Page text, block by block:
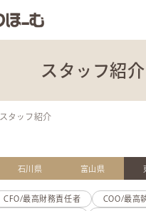
スタッフ紹介
スタッフ紹介
石川県 富山県
CFO/最高財務責任者 COO/最高